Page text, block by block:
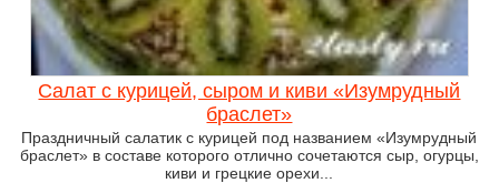
Салат с курицей, сыром и киви «Изумрудный
браслет»
Праздничный салатик с курицей под названием «Изумрудный
браслет» в составе которого отлично сочетаются сыр, огурцы,
киви и грецкие орехи...